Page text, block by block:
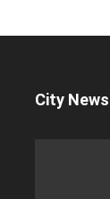
City News